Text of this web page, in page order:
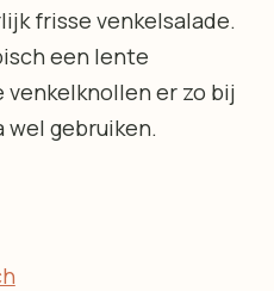
frisse venkelsalade.
een lente
venkelknollen er zo bij
wel gebruiken.